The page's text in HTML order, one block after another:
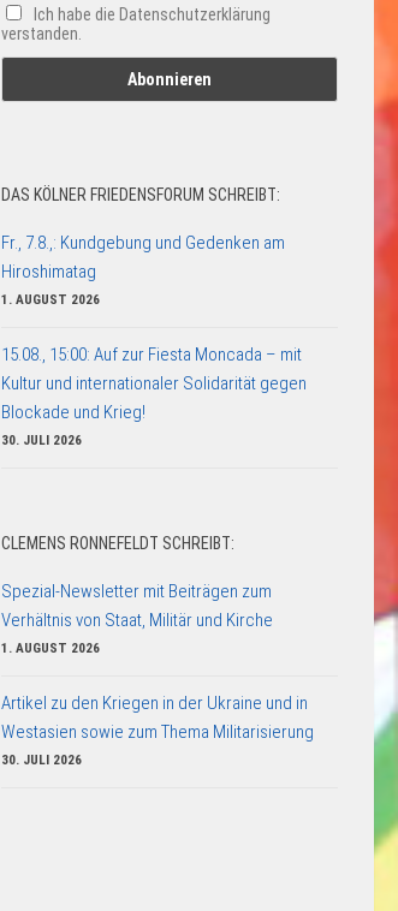
Ich habe die Datenschutzerklärung
verstanden.
DAS KÖLNER FRIEDENSFORUM SCHREIBT:
Fr., 7.8.,: Kundgebung und Gedenken am
Hiroshimatag
1. AUGUST 2026
15.08., 15:00: Auf zur Fiesta Moncada – mit
Kultur und internationaler Solidarität gegen
Blockade und Krieg!
30. JULI 2026
CLEMENS RONNEFELDT SCHREIBT:
Spezial-Newsletter mit Beiträgen zum
Verhältnis von Staat, Militär und Kirche
1. AUGUST 2026
Artikel zu den Kriegen in der Ukraine und in
Westasien sowie zum Thema Militarisierung
30. JULI 2026